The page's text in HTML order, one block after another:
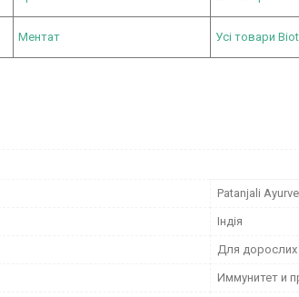
Ментат Усі товари
Patanjali
Індія
Для дорослих
Иммунитет и